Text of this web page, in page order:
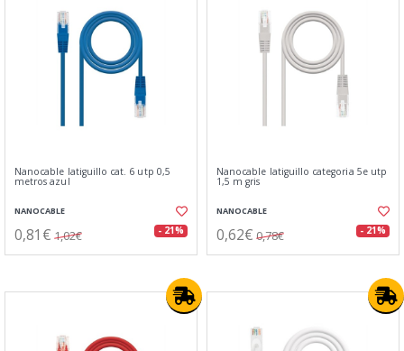
Nanocable latiguillo cat. 6 utp 0,5
metros azul
NANOCABLE
0,81€ 1,02€ - 21%
Nanocable latiguillo categoria 5e utp
1,5 m gris
NANOCABLE
0,62€ 0,78€ - 21%